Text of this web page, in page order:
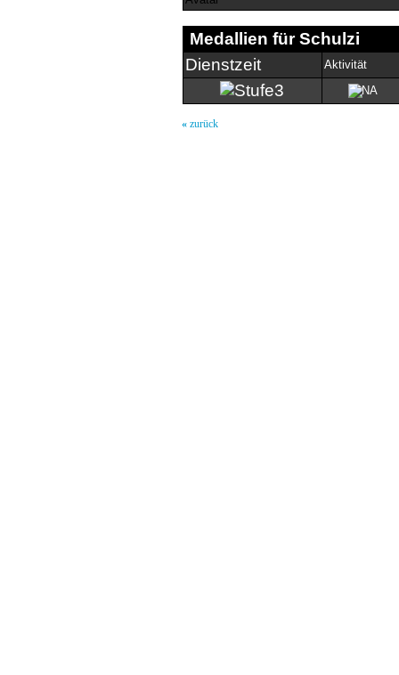
Medallien für Schulzi
Dienstzeit
Aktivität
« zurück